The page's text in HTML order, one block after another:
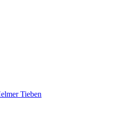
Tieben